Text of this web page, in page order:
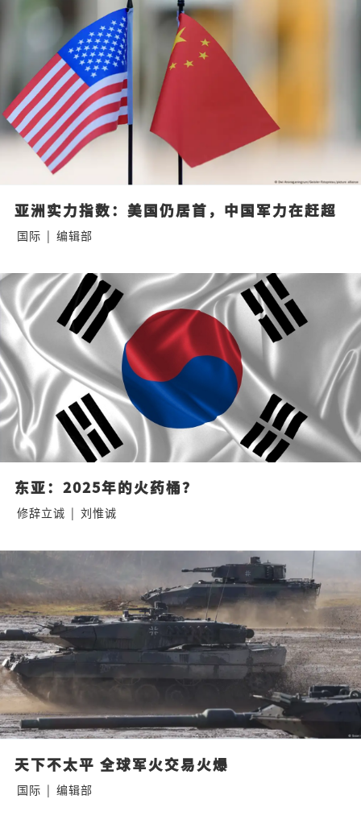
亚洲实力指数：美国仍居首，中国军力在赶超
国际 | 编辑部
东亚：2025年的火药桶？
修辞立诚 | 刘惟诚
天下不太平 全球军火交易火爆
国际 | 编辑部